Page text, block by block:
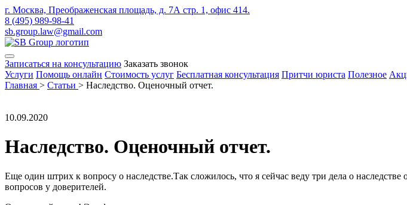
г. Москва, Преображенская площадь, д. 7А стр. 1, офис 414.
8 (495) 989-98-41
sb.group.law@gmail.com
Записаться на консультацию Заказать звонок
Услуги Помощь онлайн Стоимость услуг Бесплатная консультация Притчи юриста Полезное
Главная > Статьи > Наследство. Оценочный отчет.
10.09.2020
Наследство. Оценочный отчет.
Еще один штрих к вопросу о наследстве.Так сложилось, что я сейчас веду три дела о
вопросов у доверителей.